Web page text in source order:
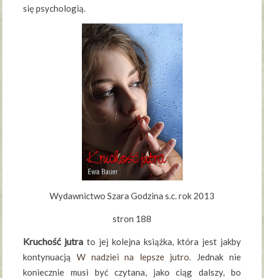
się psychologią.
Wydawnictwo Szara Godzina s.c. rok 2013
stron 188
Kruchość jutra to jej kolejna książka, która jest jakby
kontynuacjąW nadziei na lepsze jutro . Jednak nie
koniecznie musi być czytana, jako ciąg dalszy, bo